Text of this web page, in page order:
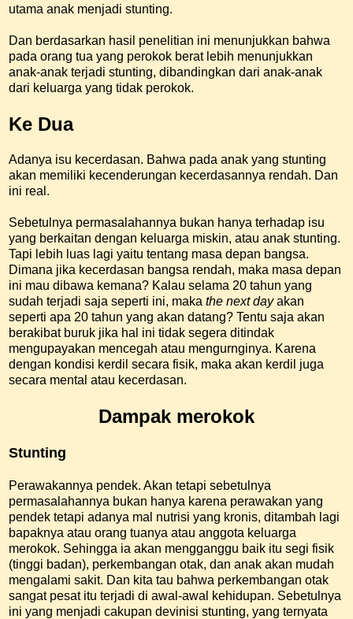
utama anak menjadi stunting.
Dan berdasarkan hasil penelitian ini menunjukkan bahwa
pada orang tua yang perokok berat lebih menunjukkan
anak-anak terjadi stunting, dibandingkan dari anak-anak
dari keluarga yang tidak perokok.
Ke Dua
Adanya isu kecerdasan. Bahwa pada anak yang stunting
akan memiliki kecenderungan kecerdasannya rendah. Dan
ini real.
Sebetulnya permasalahannya bukan hanya terhadap isu
yang berkaitan dengan keluarga miskin, atau anak stunting.
Tapi lebih luas lagi yaitu tentang masa depan bangsa.
Dimana jika kecerdasan bangsa rendah, maka masa depan
ini mau dibawa kemana? Kalau selama 20 tahun yang
sudah terjadi saja seperti ini, maka the next dayakan
seperti apa 20 tahun yang akan datang? Tentu saja akan
berakibat buruk jika hal ini tidak segera ditindak
mengupayakan mencegah atau mengurnginya. Karena
dengan kondisi kerdil secara fisik, maka akan kerdil juga
secara mental atau kecerdasan.
Dampak merokok
Stunting
Perawakannya pendek. Akan tetapi sebetulnya
permasalahannya bukan hanya karena perawakan yang
pendek tetapi adanya mal nutrisi yang kronis, ditambah lagi
bapaknya atau orang tuanya atau anggota keluarga
merokok. Sehingga ia akan mengganggu baik itu segi fisik
(tinggi badan), perkembangan otak, dan anak akan mudah
mengalami sakit. Dan kita tau bahwa perkembangan otak
sangat pesat itu terjadi di awal-awal kehidupan. Sebetulnya
ini yang menjadi cakupan devinisi stunting, yang ternyata